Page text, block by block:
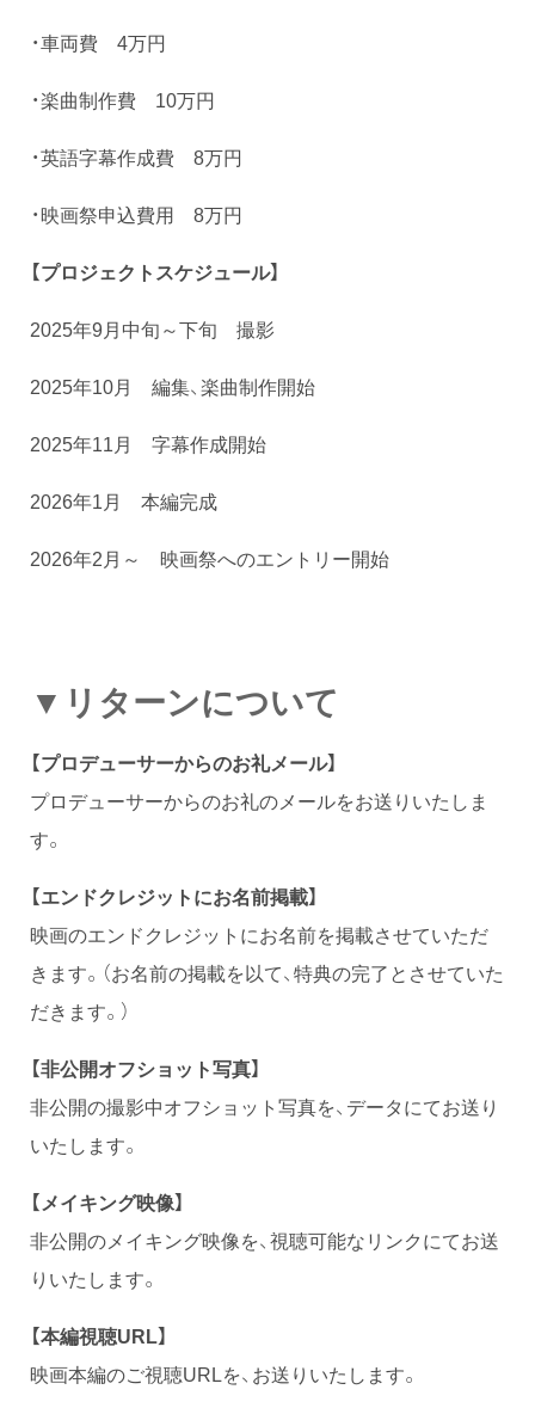
・車両費 4万円
・楽曲制作費 10万円
・英語字幕作成費 8万円
・映画祭申込費用 8万円
【プロジェクトスケジュール】
2025年9月中旬～下旬 撮影
2025年10月 編集、楽曲制作開始
2025年11月 字幕作成開始
2026年1月 本編完成
2026年2月～ 映画祭へのエントリー開始
▼リターンについて
【プロデューサーからのお礼メール】
プロデューサーからのお礼のメールをお送りいたしま
す。
【エンドクレジットにお名前掲載】
映画のエンドクレジットにお名前を掲載させていただ
きます。（お名前の掲載を以て、特典の完了とさせていた
だきます。）
【非公開オフショット写真】
非公開の撮影中オフショット写真を、データにてお送り
いたします。
【メイキング映像】
非公開のメイキング映像を、視聴可能なリンクにてお送
りいたします。
【本編視聴URL】
映画本編のご視聴URLを、お送りいたします。